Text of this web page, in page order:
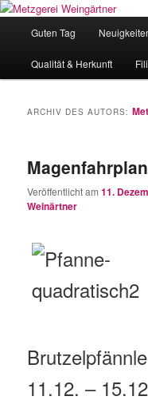
Zum
wechseln
Zum
wechselnMetzgerei
Eislingens leckere Adresse
Guten Tag
Qualität & Herkunft
ARCHIV DES AUTORS:
Veröffentlicht am11.
Weinärtner
11.12. –